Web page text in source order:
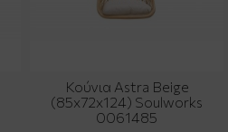
Κούνια Astra Beige
(85x72x124) Soulworks
0061485